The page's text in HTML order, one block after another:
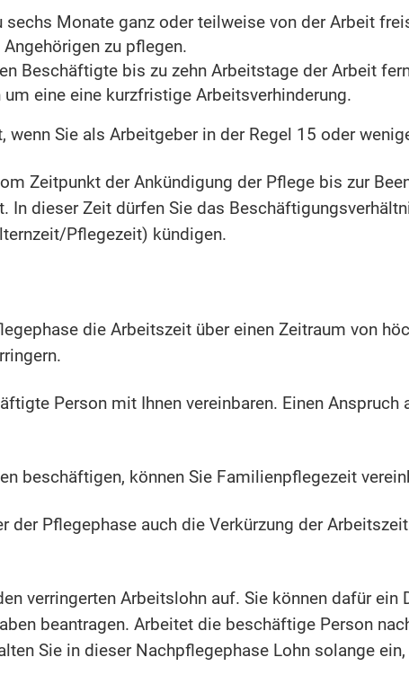
Monate ganz oder teilweise von der Arbeit
zu pflegen.
Beschäftigte bis zu zehn Arbeitstage der Arbeit
eine eine kurzfristige Arbeitsverhinderung.
wenn Sie als Arbeitgeber in der Regel 15 oder
Zeitpunkt der Ankündigung der Pflege bis zur
In dieser Zeit dürfen Sie das
Pflegezeit) kündigen.
die Arbeitszeit über einen Zeitraum von
Person mit Ihnen vereinbaren. Einen Anspruch
beschäftigen, können Sie Familienpflegezeit
der Pflegephase auch die Verkürzung der
verringerten Arbeitslohn auf. Sie können dafür ein
beantragen. Arbeitet die beschäftige Person
Sie in dieser Nachpflegephase Lohn solange